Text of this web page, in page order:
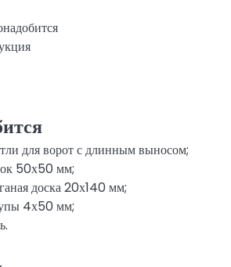
для ворот с длинным выносом;
50х50 мм;
доска 20х140 мм;
4х50 мм;